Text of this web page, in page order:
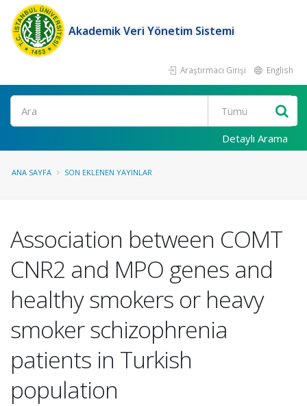
Akademik Veri Yönetim Sistemi
Araştırmacı Girişi English
Ara
Detaylı Arama
ANA SAYFA SON EKLENEN YAYINLAR
Association between COMT
CNR2 and MPO genes and
healthy smokers or heavy
smoker schizophrenia
patients in Turkish
population